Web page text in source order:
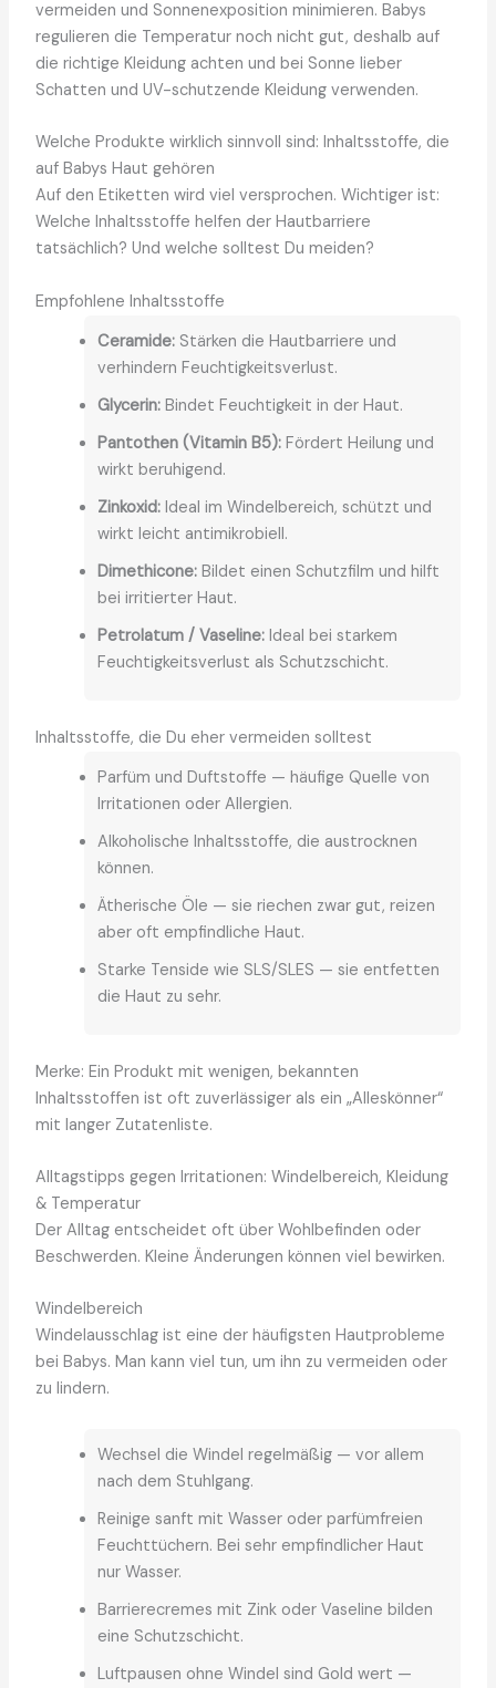
vermeiden und Sonnenexposition minimieren. Babys
regulieren die Temperatur noch nicht gut, deshalb auf
die richtige Kleidung achten und bei Sonne lieber
Schatten und UV-schutzende Kleidung verwenden.
Welche Produkte wirklich sinnvoll sind: Inhaltsstoffe, die
auf Babys Haut gehören
Auf den Etiketten wird viel versprochen. Wichtiger ist:
Welche Inhaltsstoffe helfen der Hautbarriere
tatsächlich? Und welche solltest Du meiden?
Empfohlene Inhaltsstoffe
Ceramide:Stärken die Hautbarriere und
verhindern Feuchtigkeitsverlust.
Glycerin:Bindet Feuchtigkeit in der Haut.
Pantothen (Vitamin B5):Fördert Heilung und
wirkt beruhigend.
Zinkoxid:Ideal im Windelbereich, schützt und
wirkt leicht antimikrobiell.
Dimethicone:Bildet einen Schutzfilm und hilft
bei irritierter Haut.
Petrolatum / Vaseline:Ideal bei starkem
Feuchtigkeitsverlust als Schutzschicht.
Inhaltsstoffe, die Du eher vermeiden solltest
Parfüm und Duftstoffe — häufige Quelle von
Irritationen oder Allergien.
Alkoholische Inhaltsstoffe, die austrocknen
können.
Ätherische Öle — sie riechen zwar gut, reizen
aber oft empfindliche Haut.
Starke Tenside wie SLS/SLES — sie entfetten
die Haut zu sehr.
Merke: Ein Produkt mit wenigen, bekannten
Inhaltsstoffen ist oft zuverlässiger als ein „Alleskönner“
mit langer Zutatenliste.
Alltagstipps gegen Irritationen: Windelbereich, Kleidung
& Temperatur
Der Alltag entscheidet oft über Wohlbefinden oder
Beschwerden. Kleine Änderungen können viel bewirken.
Windelbereich
Windelausschlag ist eine der häufigsten Hautprobleme
bei Babys. Man kann viel tun, um ihn zu vermeiden oder
zu lindern.
Wechsel die Windel regelmäßig — vor allem
nach dem Stuhlgang.
Reinige sanft mit Wasser oder parfümfreien
Feuchttüchern. Bei sehr empfindlicher Haut
nur Wasser.
Barrierecremes mit Zink oder Vaseline bilden
eine Schutzschicht.
Luftpausen ohne Windel sind Gold wert —